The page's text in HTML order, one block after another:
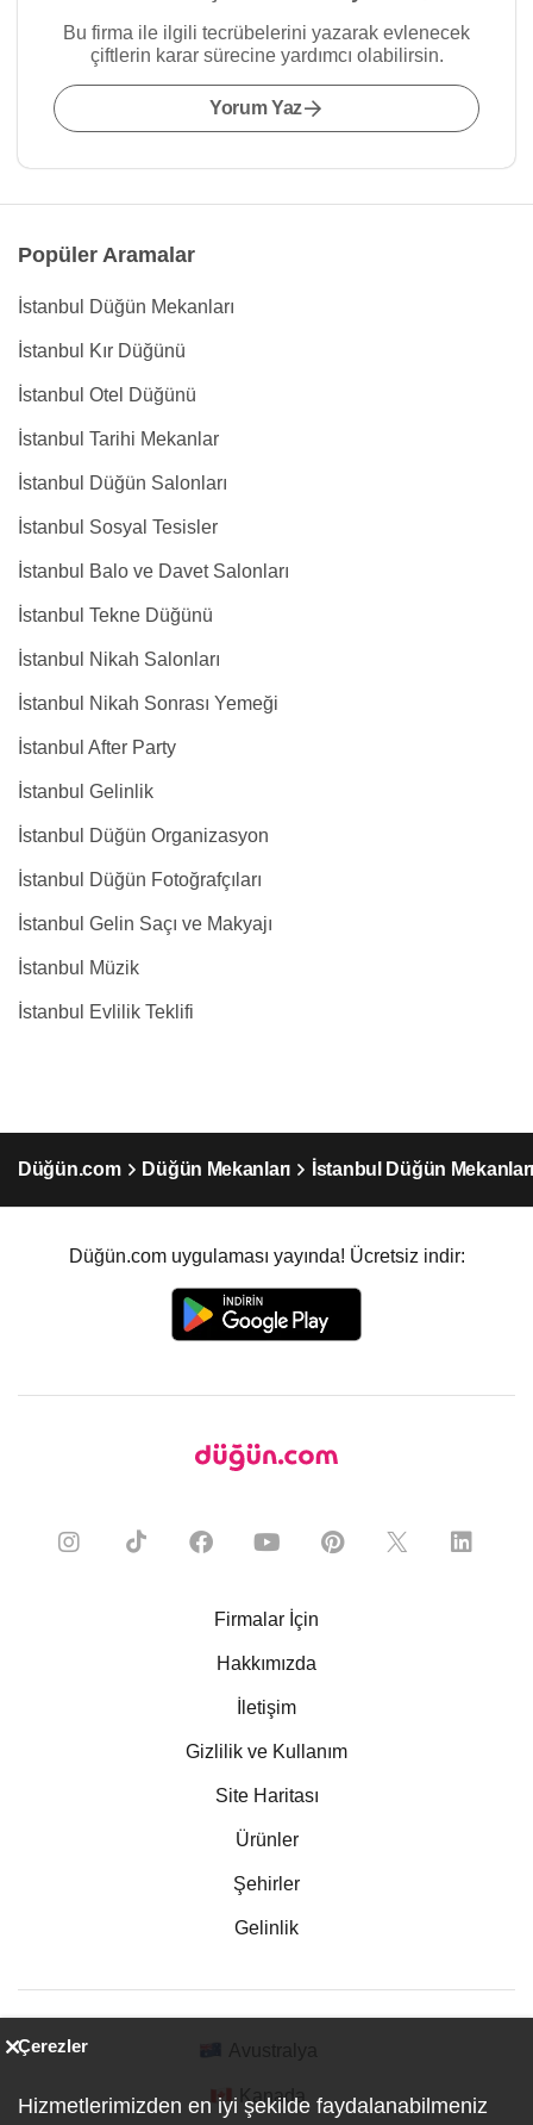
Bu firma ile ilgili tecrübelerini yazarak evlenecek
çiftlerin karar sürecine yardımcı olabilirsin.
Yorum Yaz
Popüler Aramalar
İstanbul Düğün Mekanları
İstanbul Kır Düğünü
İstanbul Otel Düğünü
İstanbul Tarihi Mekanlar
İstanbul Düğün Salonları
İstanbul Sosyal Tesisler
İstanbul Balo ve Davet Salonları
İstanbul Tekne Düğünü
İstanbul Nikah Salonları
İstanbul Nikah Sonrası Yemeği
İstanbul After Party
İstanbul Gelinlik
İstanbul Düğün Organizasyon
İstanbul Düğün Fotoğrafçıları
İstanbul Gelin Saçı ve Makyajı
İstanbul Müzik
İstanbul Evlilik Teklifi
Düğün.com Düğün Mekanları İstanbul Düğün
Düğün.com uygulaması yayında! Ücretsiz indir:
Firmalar İçin
Hakkımızda
İletişim
Gizlilik ve Kullanım
Site Haritası
Ürünler
Şehirler
Gelinlik
Kanada
Çerezler
Hizmetlerimizden en iyi şekilde faydalanabilmeniz